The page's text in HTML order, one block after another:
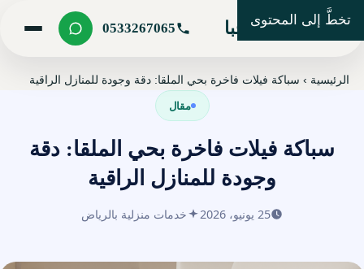
تخطَّ إلى المحتوى
شركة مرحبا 0533267065
الرئيسية ›سباكة فيلات فاخرة بحي الملقا: دقة وجودة للمنازل الراقية
مقال
سباكة فيلات فاخرة بحي الملقا: دقة
وجودة للمنازل الراقية
25 يونيو، 2026 خدمات منزلية بالرياض